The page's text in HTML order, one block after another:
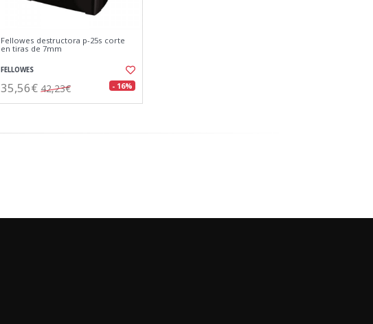
Fellowes destructora p-25s corte
en tiras de 7mm
FELLOWES
35,56€ 42,23€ - 16%